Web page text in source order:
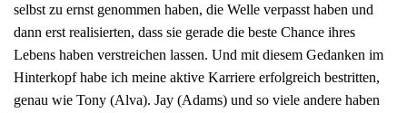
selbst zu ernst genommen haben, die Welle verpasst haben und
dann erst realisierten, dass sie gerade die beste Chance ihres
Lebens haben verstreichen lassen. Und mit diesem Gedanken im
Hinterkopf habe ich meine aktive Karriere erfolgreich bestritten,
genau wie Tony (Alva). Jay (Adams) und so viele andere haben